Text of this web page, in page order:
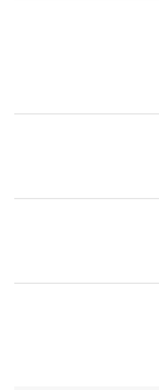
ارتبطت
حيث يحرص